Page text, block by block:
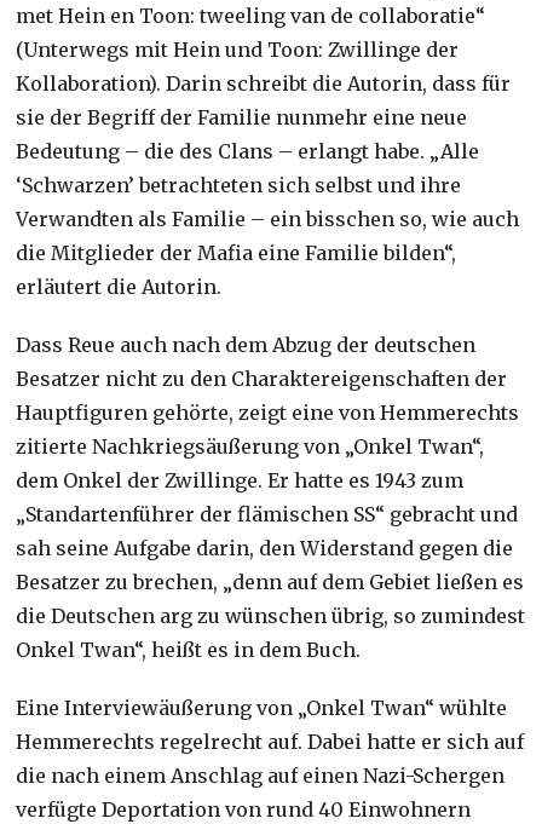
met Hein en Toon: tweeling van de collaboratie“
(Unterwegs mit Hein und Toon: Zwillinge der
Kollaboration). Darin schreibt die Autorin, dass für
sie der Begriff der Familie nunmehr eine neue
Bedeutung – die des Clans – erlangt habe. „Alle
‘Schwarzen’ betrachteten sich selbst und ihre
Verwandten als Familie – ein bisschen so, wie auch
die Mitglieder der Mafia eine Familie bilden“,
erläutert die Autorin.
Dass Reue auch nach dem Abzug der deutschen
Besatzer nicht zu den Charaktereigenschaften der
Hauptfiguren gehörte, zeigt eine von Hemmerechts
zitierte Nachkriegsäußerung von „Onkel Twan“,
dem Onkel der Zwillinge. Er hatte es 1943 zum
„Standartenführer der flämischen SS“ gebracht und
sah seine Aufgabe darin, den Widerstand gegen die
Besatzer zu brechen, „denn auf dem Gebiet ließen es
die Deutschen arg zu wünschen übrig, so zumindest
Onkel Twan“, heißt es in dem Buch.
Eine Interviewäußerung von „Onkel Twan“ wühlte
Hemmerechts regelrecht auf. Dabei hatte er sich auf
die nach einem Anschlag auf einen Nazi-Schergen
verfügte Deportation von rund 40 Einwohnern